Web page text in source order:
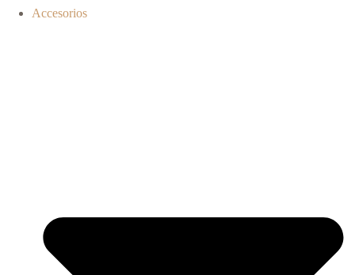
Accesorios